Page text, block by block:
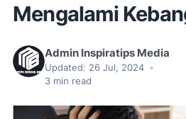
Mengalami
Admin Inspiratips Media
Updated: 26 Jul, 2024 •
3 min read